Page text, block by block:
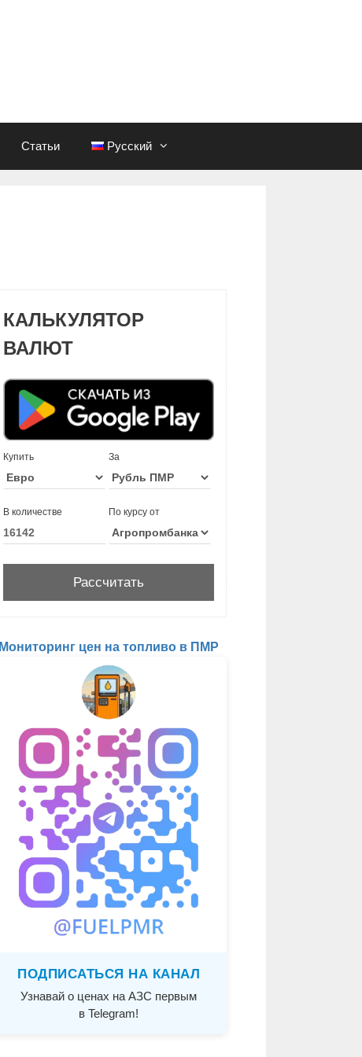
Статьи Русский
КАЛЬКУЛЯТОР
ВАЛЮТ
Купить За
В количестве По курсу от
Мониторинг цен на топливо в ПМР
ПОДПИСАТЬСЯ НА КАНАЛ
Узнавай о ценах на АЗС первым
в Telegram!